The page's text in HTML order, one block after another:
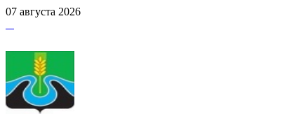
07 августа 2026